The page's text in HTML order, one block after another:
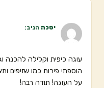
יסכה הגיב:
עוגה כיפית וקלילה
הוספתי פירות כמו שזיפים
על העוגה! תודה רבה!